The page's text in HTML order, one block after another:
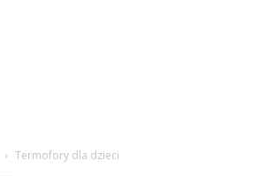
Termofory dla dzieci